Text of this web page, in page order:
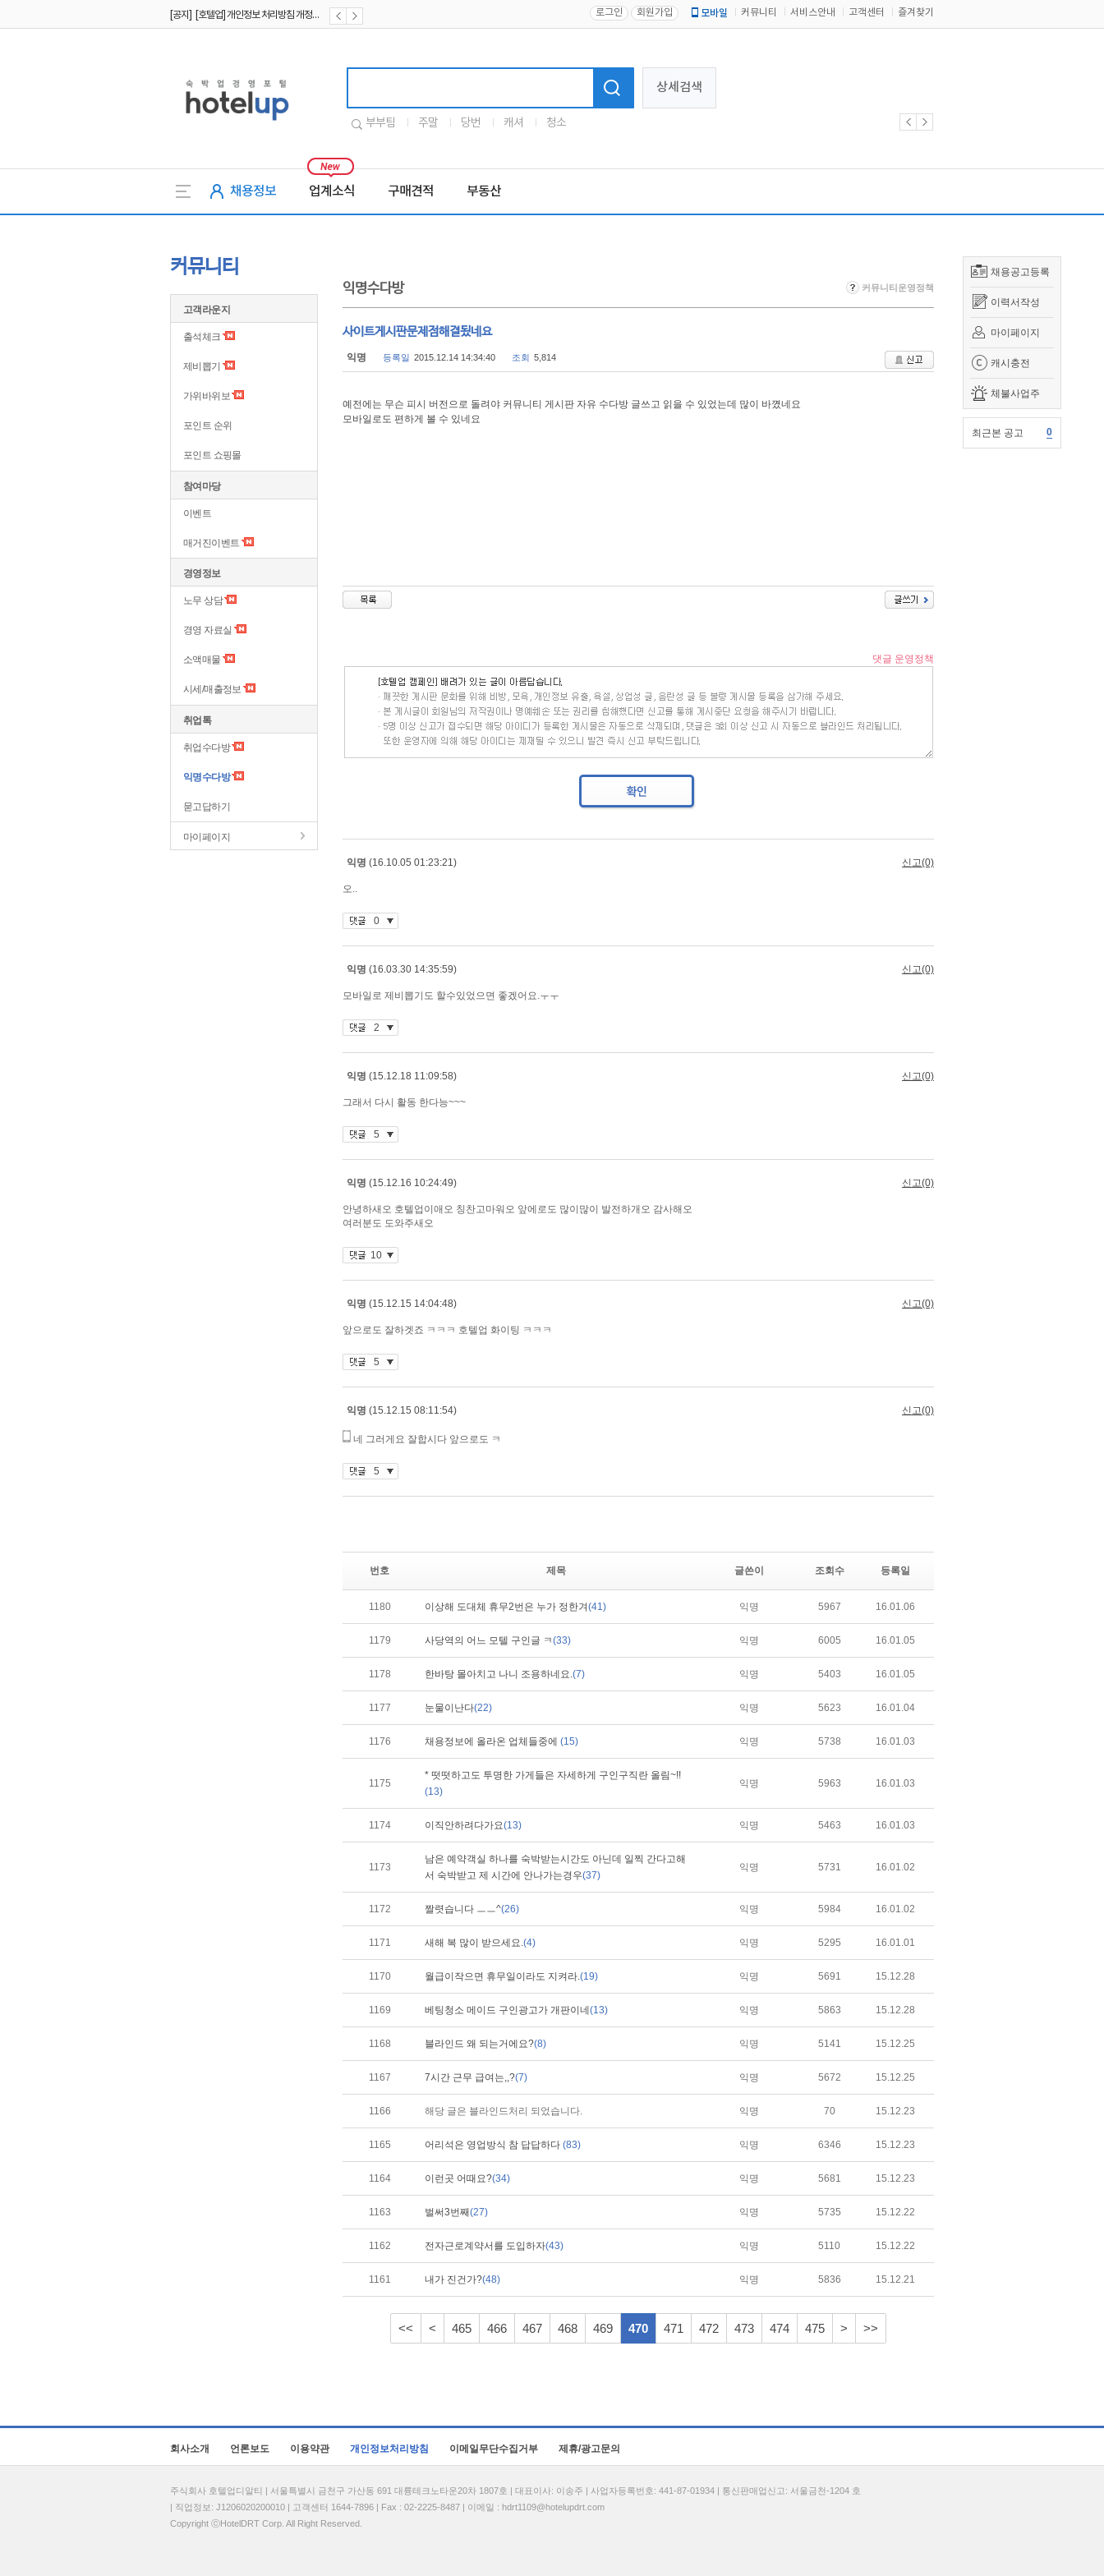
[공지] [호텔업] 개인정보 처리방침 개정본1 (19.09.02) 로그인 회원가입 모바일 커뮤니티 서비스안내 고객센터 즐겨찾기
상세검색
부부팀 주말 당번 캐셔 청소
채용정보 업계소식 구매견적 부동산
채용공고등록
이력서작성
마이페이지
캐시충전
체불사업주
최근본 공고 0
커뮤니티
고객라운지
출석체크
제비뽑기
가위바위보
포인트 순위
포인트 쇼핑몰
참여마당
이벤트
매거진이벤트
경영정보
노무 상담
경영 자료실
소액매물
시세/매출정보
취업톡
취업수다방
익명수다방
묻고답하기
마이페이지
익명수다방 커뮤니티운영정책
사이트게시판문제점해결됬네요
익명 등록일 2015.12.14 14:34:40 조회 5,814
예전에는 무슨 피시 버전으로 돌려야 커뮤니티 게시판 자유 수다방 글쓰고 읽을 수 있었는데 많이 바꼈네요
모바일로도 편하게 볼 수 있네요
번호 제목 글쓴이 조회수 등록일
1180 이상해 도대체 휴무2번은 누가 정한겨(41) 익명 5967 16.01.06
1179 사당역의 어느 모텔 구인글 ㅋ(33) 익명 6005 16.01.05
1178 한바탕 몰아치고 나니 조용하네요.(7) 익명 5403 16.01.05
1177 눈물이난다(22) 익명 5623 16.01.04
1176 채용정보에 올라온 업체들중에 (15) 익명 5738 16.01.03
1175
* 떳떳하고도 투명한 가게들은 자세하게 구인구직란 올림~!!
(13)
익명 5963 16.01.03
1174 이직안하려다가요(13) 익명 5463 16.01.03
1173
남은 예약객실 하나를 숙박받는시간도 아닌데 일찍 간다고해
서 숙박받고 제 시간에 안나가는경우(37)
익명 5731 16.01.02
1172 짤렷습니다 ㅡㅡ^(26) 익명 5984 16.01.02
1171 새해 복 많이 받으세요.(4) 익명 5295 16.01.01
1170 월급이작으면 휴무일이라도 지켜라.(19) 익명 5691 15.12.28
1169 베팅청소 메이드 구인광고가 개판이네 (13) 익명 5863 15.12.28
1168 블라인드 왜 되는거에요?(8) 익명 5141 15.12.25
1167 7시간 근무 급여는,,?(7) 익명 5672 15.12.25
1166 해당 글은 블라인드처리 되었습니다. 익명 70 15.12.23
1165 어리석은 영업방식 참 답답하다 (83) 익명 6346 15.12.23
1164 이런곳 어때요?(34) 익명 5681 15.12.23
1163 벌써3번째(27) 익명 5735 15.12.22
1162 전자근로계약서를 도입하자(43) 익명 5110 15.12.22
1161 내가 진건가?(48) 익명 5836 15.12.21
<< < 465 466 467 468 469 470 471 472 473 474 475 > >>
회사소개 언론보도 이용약관 개인정보처리방침 이메일무단수집거부 제휴/광고문의
주식회사 호텔업디알티 | 서울특별시 금천구 가산동 691 대륭테크노타운20차 1807호 | 대표이사: 이송주 | 사업자등록번호: 441-87-01934 | 통신판매업신고: 서울금천-1204 호
| 직업정보: J1206020200010 | 고객센터 1644-7896 | Fax : 02-2225-8487 | 이메일 : hdrt1109@hotelupdrt.com
Copyright ⓒHotelDRT Corp. All Right Reserved.